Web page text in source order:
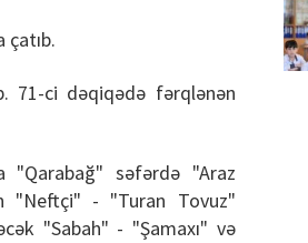
çatıb.
71-ci dəqiqədə fərqlənən
"Qarabağ" səfərdə "Araz
"Neftçi" - "Turan Tovuz"
"Sabah" - "Şamaxı" və